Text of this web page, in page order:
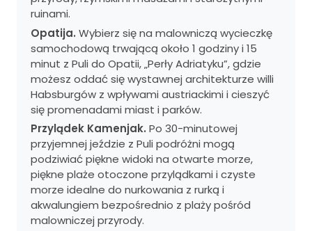
ruinami.
Opatija. Wybierz się na malowniczą wycieczkę
samochodową trwającą około 1 godziny i 15
minut z Puli do Opatii, „Perły Adriatyku”, gdzie
możesz oddać się wystawnej architekturze willi
Habsburgów z wpływami austriackimi i cieszyć
się promenadami miast i parków.
Przylądek Kamenjak. Po 30-minutowej
przyjemnej jeździe z Puli podróżni mogą
podziwiać piękne widoki na otwarte morze,
piękne plaże otoczone przylądkami i czyste
morze idealne do nurkowania z rurką i
akwalungiem bezpośrednio z plaży pośród
malowniczej przyrody.